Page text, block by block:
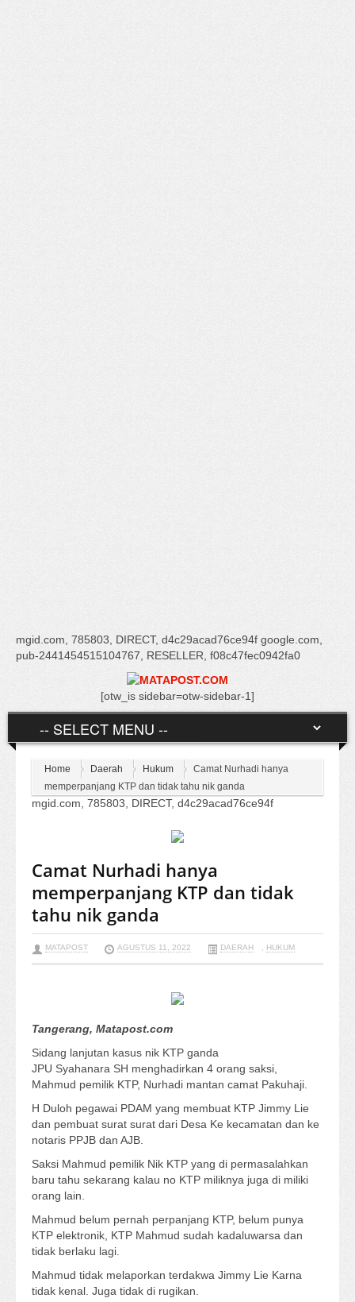
mgid.com, 785803, DIRECT, d4c29acad76ce94f google.com,
pub-2441454515104767, RESELLER, f08c47fec0942fa0
[otw_is sidebar=otw-sidebar-1]
Home Daerah Hukum
Camat Nurhadi hanya
memperpanjang KTP dan tidak tahu nik ganda
mgid.com, 785803, DIRECT, d4c29acad76ce94f
Camat Nurhadi hanya
memperpanjang KTP dan tidak
tahu nik ganda
MATAPOST AGUSTUS 11, 2022 DAERAH , HUKUM
Tangerang, Matapost.com
Sidang lanjutan kasus nik KTP ganda
JPU Syahanara SH menghadirkan 4 orang saksi,
Mahmud pemilik KTP, Nurhadi mantan camat Pakuhaji.
H Duloh pegawai PDAM yang membuat KTP Jimmy Lie
dan pembuat surat surat dari Desa Ke kecamatan dan ke
notaris PPJB dan AJB.
Saksi Mahmud pemilik Nik KTP yang di permasalahkan
baru tahu sekarang kalau no KTP miliknya juga di miliki
orang lain.
Mahmud belum pernah perpanjang KTP, belum punya
KTP elektronik, KTP Mahmud sudah kadaluwarsa dan
tidak berlaku lagi.
Mahmud tidak melaporkan terdakwa Jimmy Lie Karna
tidak kenal. Juga tidak di rugikan.